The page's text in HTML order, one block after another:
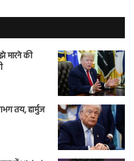
मारने की
तय, हार्मुज